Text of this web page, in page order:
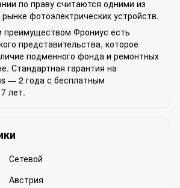
по праву считаются одними из
фотоэлектрических устройств.
преимуществом Фрониус есть
представительства, которое
подменного фонда и ремонтных
Стандартная гарантия на
— 2 года с бесплатным
лет.
Сетевой
Австрия